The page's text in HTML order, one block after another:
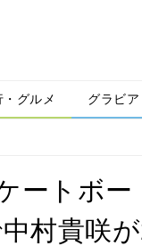
・グルメ グラビア
ートボー
村貴咲が